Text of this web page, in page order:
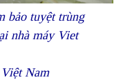
bảo tuyệt trùng
nhà máy Viet
Nam